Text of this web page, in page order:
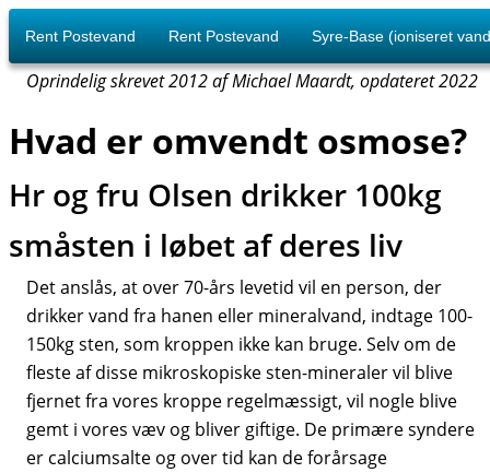
Rent Postevand Rent Postevand Syre-Base (ioniseret
Oprindelig skrevet 2012 af Michael Maardt, opdateret 2022
Hvad er omvendt osmose?
Hr og fru Olsen drikker 100kg
småsten i løbet af deres liv
Det anslås, at over 70-års levetid vil en person, der
drikker vand fra hanen eller mineralvand, indtage 100-
150kg sten, som kroppen ikke kan bruge. Selv om de
fleste af disse mikroskopiske sten-mineraler vil blive
fjernet fra vores kroppe regelmæssigt, vil nogle blive
gemt i vores væv og bliver giftige. De primære syndere
er calciumsalte og over tid kan de forårsage